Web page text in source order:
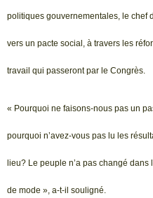
politiques gouvernementales, le chef
vers un pacte social, à travers les
travail qui passeront par le Congrès.
« Pourquoi ne faisons-nous pas un
pourquoi n’avez-vous pas lu les
lieu? Le peuple n’a pas changé dans
de mode », a-t-il souligné.